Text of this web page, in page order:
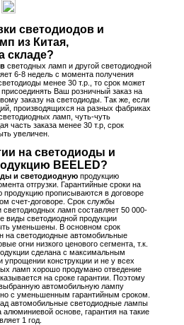
светодиодов и
из Китая,
складе?
светодных ламп и другой светодиодной
6-8 недель с момента получения
менее 30 т.р., то срок может
Ваш розничный заказ на
заказу на светодиоды. Так же, если
производящихся на разных фабриках
ламп, чуть-чуть
часть заказа менее 30 т.р, срок
увеличен.
на светодиоды и
BEELED?
и светодиоднуюпродукцию
отгрузки. Гарантийные сроки на
продукцию прописываются в договоре
счет-договоре. Срок службы
ламп составляет 50 000-
виды светодиодной продукции
уменьшены. В основном срок
на светодиодные автомобильные
огни низкого ценового сегмента, т.к.
сделана с максимальным
конструкции и не у всех
ламп хорошо продумано отведение
на сроке гарантии. Поэтому
автомобильную лампу
но с уменьшенным гарантийным сроком.
автомобильные светодиодные лампы
алюминиевой основе, гарантия на такие
1 год.